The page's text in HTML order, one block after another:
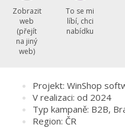
Zobrazit
web
(přejít
na jiný
web)
To se mi
líbí, chci
nabídku
Projekt: WinShop
V realizaci: od 2024
Typ kampaně: B2B,
Region: ČR